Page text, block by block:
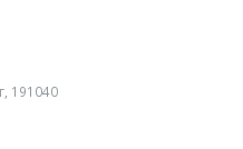
191040